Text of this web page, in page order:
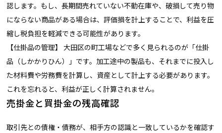
認します。もし、長期間売れていない不動在庫や、破損して売り物
にならない商品がある場合は、評価損を計上することで、利益を圧
縮し税負担を軽減できる可能性があります。
【仕掛品の管理】 大田区の町工場などで多く見られるのが「仕掛
品（しかかりひん）」です。加工途中の製品も、それまでに投入し
た材料費や労務費を計算し、資産として計上する必要があります。
これを忘れると、利益が正しく計算されません。
売掛金と買掛金の残高確認
取引先との債権・債務が、相手方の認識と一致しているかを確認す